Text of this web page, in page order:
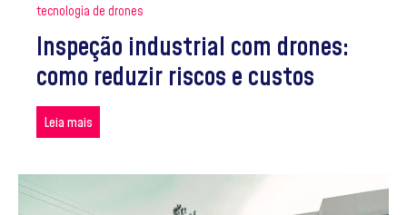
tecnologia de drones
Inspeção industrial com drones:
como reduzir riscos e custos
Leia mais